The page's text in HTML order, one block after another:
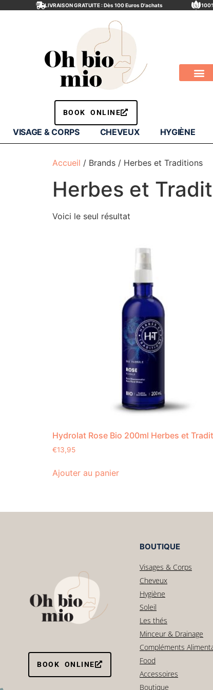
LIVRAISON GRATUITE : Dès 100 Euros D'achats
BOOK ONLINE
VISAGE & CORPS CHEVEUX HYGIÈNE
Accueil / Brands / Herbes et Traditions
Herbes et
Voici le seul résultat
Hydrolat Rose Bio 200ml Herbes et
€13,95
Ajouter au panier
BOOK ONLINE
BOUTIQUE
Visages & Corps
Cheveux
Hygiène
Soleil
Les thés
Minceur & Drainage
Compléments
Food
Accessoires
Boutique